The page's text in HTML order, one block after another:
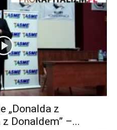
„Donalda z
z Donaldem” –...